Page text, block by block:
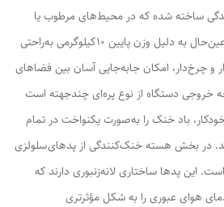
ساخته شده که در محیط‌های مرطوب یا
آفتابی، دوام بالایی دارد و در عین‌حال به دلیل وزن پایین ۱۰ کیلوگرمی به‌راحتی
و چرخ‌دار، امکان جابه‌جایی آسان بین فضاهای
خروجی دستگاه از نوع پره‌ای چندجهته است
باد خنک را به‌صورت یکنواخت در تمام
بخش هسته خنک‌کنندگی از پدهای سلولزی
این پدها ساختاری لانه‌زنبوری دارند که
هوای عبوری را به شکل مؤثرتری